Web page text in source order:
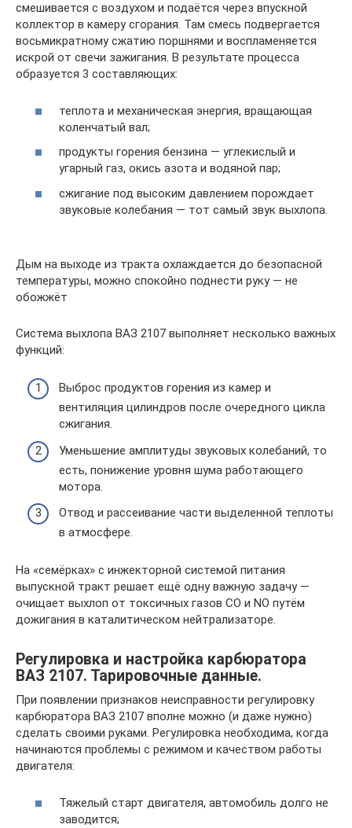
смешивается с воздухом и подаётся через впускной
коллектор в камеру сгорания. Там смесь подвергается
восьмикратному сжатию поршнями и воспламеняется
искрой от свечи зажигания. В результате процесса
образуется 3 составляющих:
теплота и механическая энергия, вращающая
коленчатый вал;
продукты горения бензина — углекислый и
угарный газ, окись азота и водяной пар;
сжигание под высоким давлением порождает
звуковые колебания — тот самый звук выхлопа.
Дым на выходе из тракта охлаждается до безопасной
температуры, можно спокойно поднести руку — не
обожжёт
Система выхлопа ВАЗ 2107 выполняет несколько важных
функций:
Выброс продуктов горения из камер и
вентиляция цилиндров после очередного цикла
сжигания.
Уменьшение амплитуды звуковых колебаний, то
есть, понижение уровня шума работающего
мотора.
Отвод и рассеивание части выделенной теплоты
в атмосфере.
На «семёрках» с инжекторной системой питания
выпускной тракт решает ещё одну важную задачу —
очищает выхлоп от токсичных газов CO и NO путём
дожигания в каталитическом нейтрализаторе.
Регулировка и настройка карбюратора
ВАЗ 2107. Тарировочные данные.
При появлении признаков неисправности регулировку
карбюратора ВАЗ 2107 вполне можно (и даже нужно)
сделать своими руками. Регулировка необходима, когда
начинаются проблемы с режимом и качеством работы
двигателя:
Тяжелый старт двигателя, автомобиль долго не
заводится;